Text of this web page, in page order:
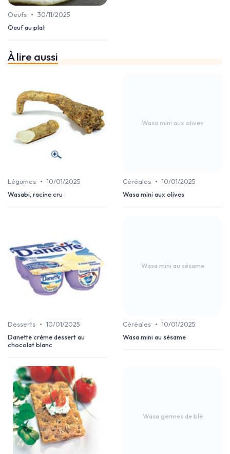
Oeufs • 30/11/2025
Oeuf au plat
À lire aussi
Légumes • 10/01/2025
Wasabi, racine cru
Wasa mini aux olives
Céréales • 10/01/2025
Wasa mini aux olives
Desserts • 10/01/2025
Danette crème dessert au
chocolat blanc
Wasa mini au sésame
Céréales • 10/01/2025
Wasa mini au sésame
Wasa germes de blé